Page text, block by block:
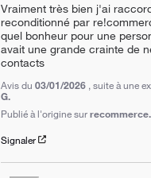
Vraiment très bien j'ai
reconditionné par
quel bonheur pour une
avait une grande crainte de
contacts
Avis du 03/01/2026 , suite à une
G.
Publié à l'origine sur
Signaler